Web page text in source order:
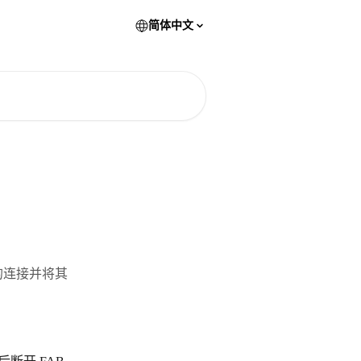
简体中文
连接并将其